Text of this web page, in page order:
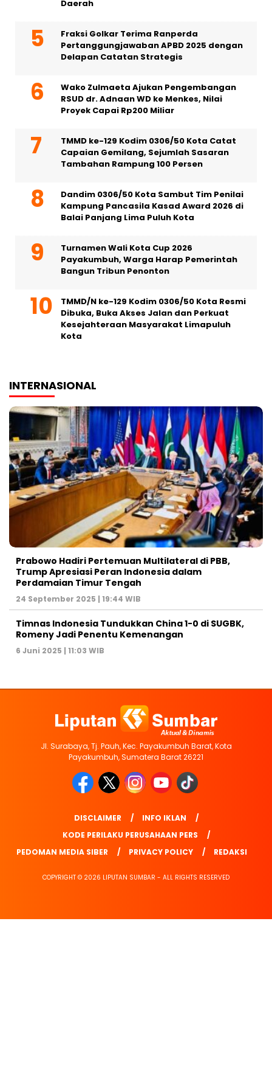
Daerah
Fraksi Golkar Terima Ranperda
Pertanggungjawaban APBD 2025 dengan
Delapan Catatan Strategis
Wako Zulmaeta Ajukan Pengembangan
RSUD dr. Adnaan WD ke Menkes, Nilai
Proyek Capai Rp200 Miliar
TMMD ke-129 Kodim 0306/50 Kota Catat
Capaian Gemilang, Sejumlah Sasaran
Tambahan Rampung 100 Persen
Dandim 0306/50 Kota Sambut Tim Penilai
Kampung Pancasila Kasad Award 2026 di
Balai Panjang Lima Puluh Kota
Turnamen Wali Kota Cup 2026
Payakumbuh, Warga Harap Pemerintah
Bangun Tribun Penonton
TMMD/N ke-129 Kodim 0306/50 Kota Resmi
Dibuka, Buka Akses Jalan dan Perkuat
Kesejahteraan Masyarakat Limapuluh
Kota
INTERNASIONAL
Prabowo Hadiri Pertemuan Multilateral di PBB,
Trump Apresiasi Peran Indonesia dalam
Perdamaian Timur Tengah
24 September 2025 | 19:44 WIB
Timnas Indonesia Tundukkan China 1-0 di SUGBK,
Romeny Jadi Penentu Kemenangan
6 Juni 2025 | 11:03 WIB
Jl. Surabaya, Tj. Pauh, Kec. Payakumbuh Barat, Kota
Payakumbuh, Sumatera Barat 26221
DISCLAIMER
INFO IKLAN
KODE PERILAKU PERUSAHAAN PERS
PEDOMAN MEDIA SIBER
PRIVACY POLICY REDAKSI
COPYRIGHT © 2026 LIPUTAN SUMBAR - ALL RIGHTS RESERVED